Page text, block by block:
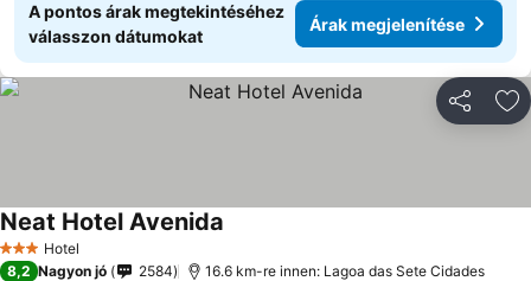
A pontos árak megtekintéséhez
válasszon dátumokat
Árak megjelenítése
3 Kategória
Hotel
Neat Hotel Avenida
8,2 Nagyon jó 2584 16.6 km-re innen: Lagoa das Sete Cidades